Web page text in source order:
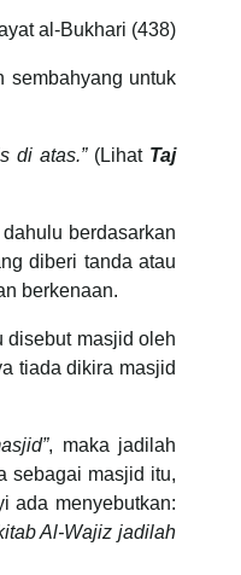
al-Bukhari (438)
sembahyang untuk
di atas.” (Lihat Taj
berdasarkan
diberi tanda atau
berkenaan.
disebut masjid oleh
tiada dikira masjid
, maka jadilah
sebagai masjid itu,
ada menyebutkan:
Al‑Wajiz jadilah